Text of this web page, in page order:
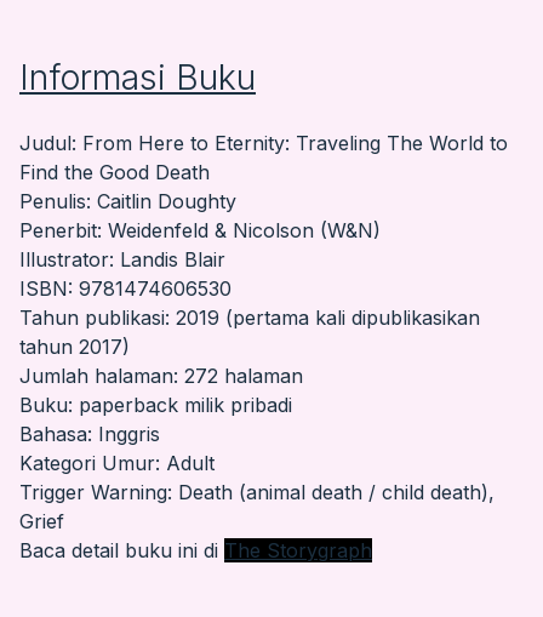
Informasi Buku
Judul: From Here to Eternity: Traveling The World to
Find the Good Death
Penulis: Caitlin Doughty
Penerbit: Weidenfeld & Nicolson (W&N)
Illustrator: Landis Blair
ISBN: 9781474606530
Tahun publikasi: 2019 (pertama kali dipublikasikan
tahun 2017)
Jumlah halaman: 272 halaman
Buku: paperback milik pribadi
Bahasa: Inggris
Kategori Umur: Adult
Trigger Warning: Death (animal death / child death),
Grief
Baca detail buku ini di The Storygraph